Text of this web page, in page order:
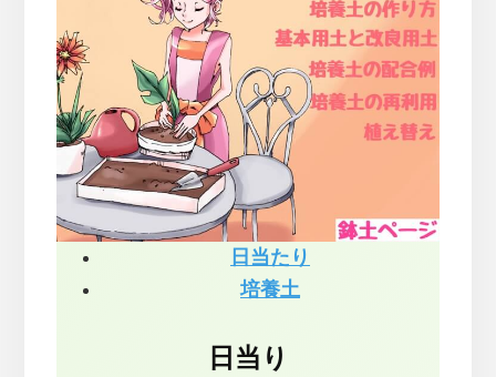
日当たり
培養土
日当り